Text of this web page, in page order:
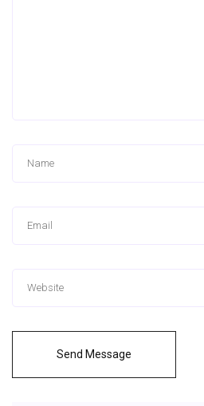
Send Message